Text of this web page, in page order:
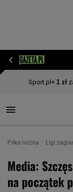
Piłka nożna Ligi
Media:
na początek